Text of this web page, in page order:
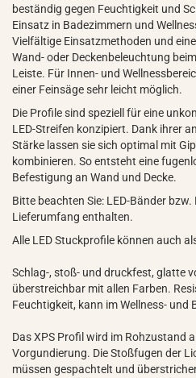
beständig gegen Feuchtigkeit und
Einsatz in Badezimmern und
Vielfältige Einsatzmethoden und
Wand- oder Deckenbeleuchtung
Leiste. Für Innen- und
einer Feinsäge sehr leicht möglich.
Die Profile sind speziell für eine
LED-Streifen konzipiert. Dank ihrer
Stärke lassen sie sich optimal mit
kombinieren. So entsteht eine
Befestigung an Wand und Decke.
Bitte beachten Sie: LED-Bänder
Lieferumfang enthalten.
Alle LED Stuckprofile können auch
Schlag-, stoß- und druckfest, glatte
überstreichbar mit allen Farben.
Feuchtigkeit, kann im Wellness- und
Das XPS Profil wird im Rohzustand
Vorgundierung. Die Stoßfugen der
müssen gespachtelt und